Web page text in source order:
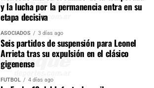
y la lucha por la permanencia entra en su
etapa decisiva
ASOCIADOS 3 días ago
Seis partidos de suspensión para Leonel
Arrieta tras su expulsión en el clásico
gigenense
FÚTBOL 4 días ago